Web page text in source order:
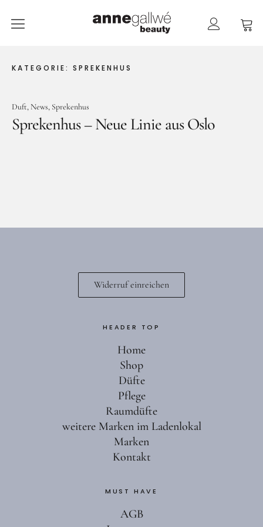
Home
Düfte
KATEGORIE: SPREKENHUS
Duft News Sprekenhus
Sprekenhus – Neue Linie aus Oslo
Widerruf einreichen
HEADER TOP
Home
Shop
Düfte
Pflege
Raumdüfte
weitere Marken im Ladenlokal
Marken
Kontakt
MUST HAVE
AGB